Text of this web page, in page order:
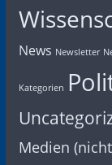
News Newsletter
Kategorien
Medien